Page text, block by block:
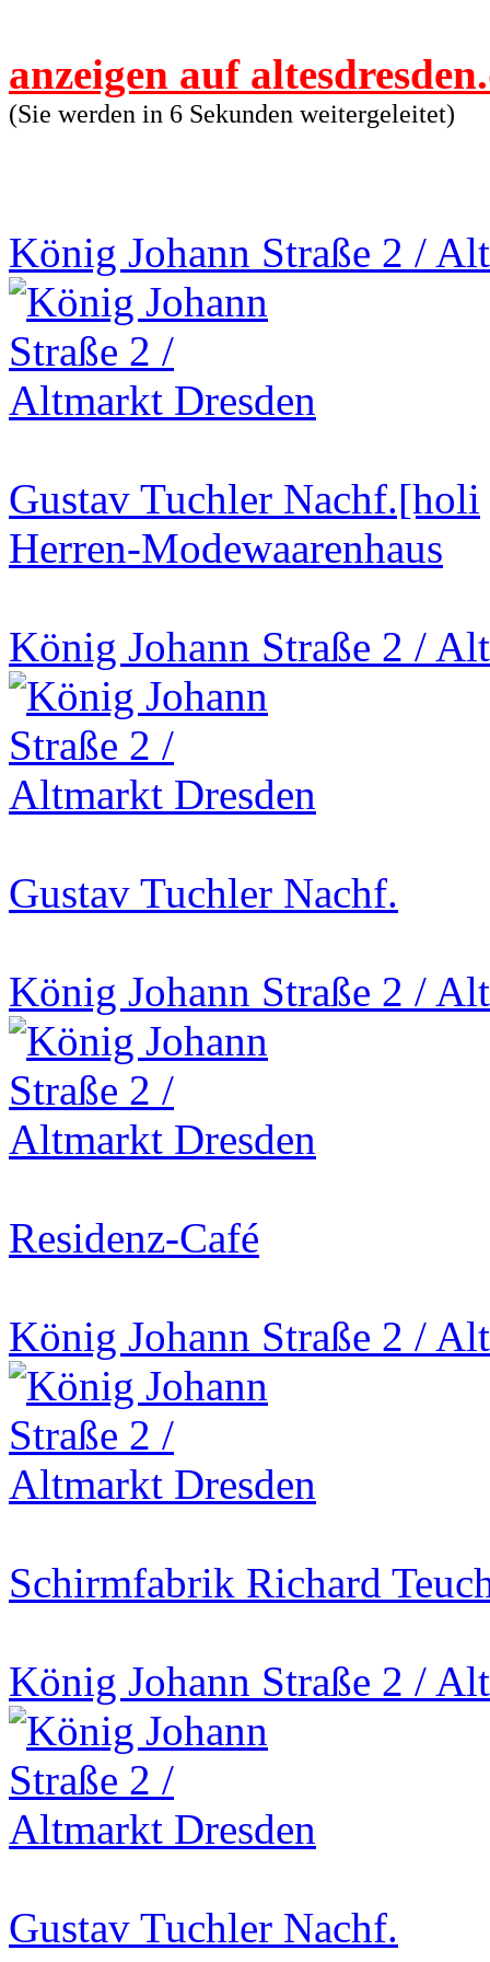
anzeigen auf
(Sie werden in 6 Sekunden weitergeleitet)
König Johann Straße 2 /
Gustav Tuchler Nachf.[holi
Herren-Modewaarenhaus
König Johann Straße 2 /
Gustav Tuchler Nachf.
König Johann Straße 2 /
Residenz-Café
König Johann Straße 2 /
Schirmfabrik Richard
König Johann Straße 2 /
Gustav Tuchler Nachf.